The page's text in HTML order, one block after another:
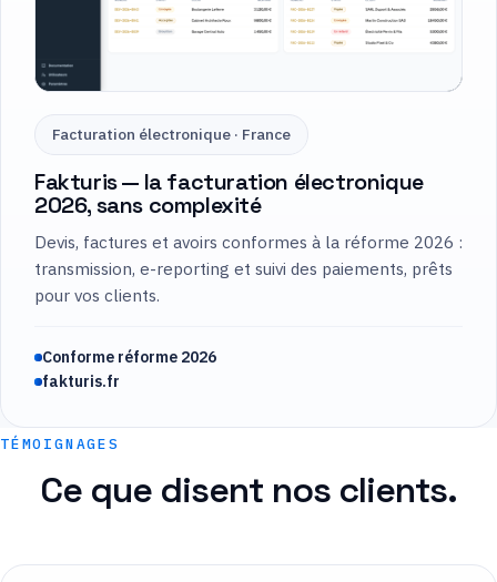
Facturation électronique · France
Fakturis — la facturation électronique
2026, sans complexité
Devis, factures et avoirs conformes à la réforme 2026 :
transmission, e-reporting et suivi des paiements, prêts
pour vos clients.
Conforme réforme 2026
fakturis.fr
TÉMOIGNAGES
Ce que disent nos clients.